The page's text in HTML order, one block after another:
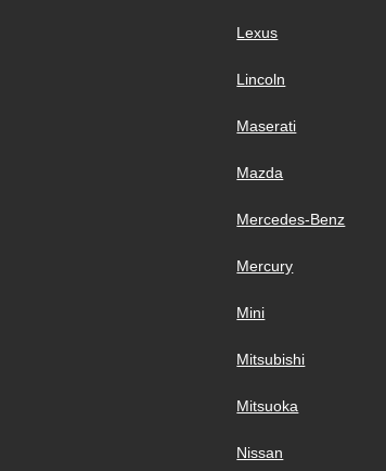
Lexus
Lincoln
Maserati
Mazda
Mercedes-Benz
Mercury
Mini
Mitsubishi
Mitsuoka
Nissan